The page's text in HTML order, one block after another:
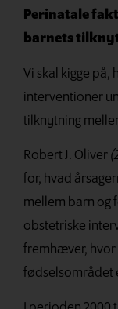
Perinatale
barnets
Vi skal kigge på,
interventioner
tilknytning
Robert J. Oliver
for, hvad
mellem barn og
obstetriske
fremhæver,
fødselsområdet